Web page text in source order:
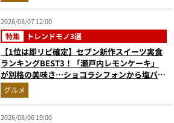
2026/08/07 12:00
特集 トレンドモノ3選
【1位は即リピ確定】セブン新作スイーツ実食
ランキングBEST3！「瀬戸内レモンケーキ」
が別格の美味さ…ショコラシフォンから塩バニ
ラプリンまで本気レビュー
グルメ
2026/08/06 19:00